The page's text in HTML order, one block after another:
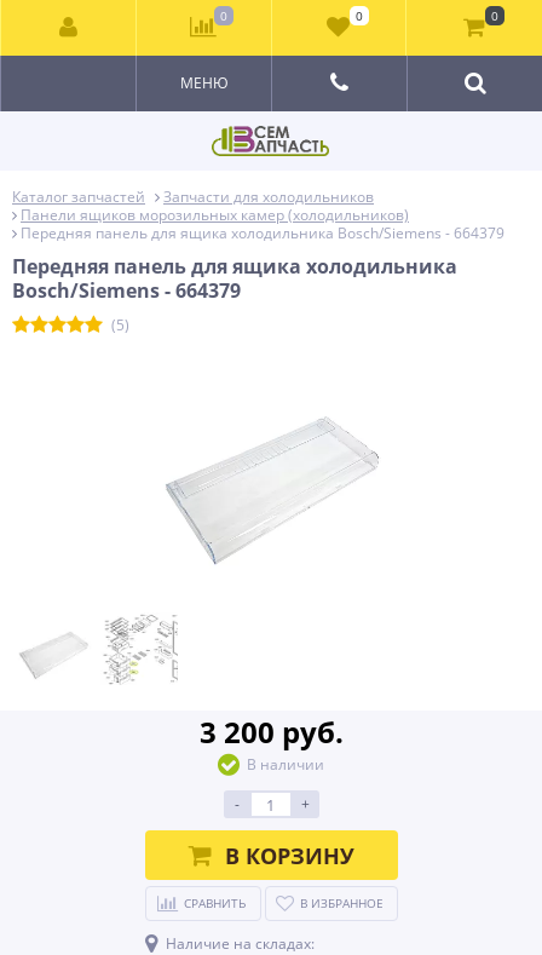
МЕНЮ
Каталог запчастей
Запчасти для холодильников
Панели ящиков морозильных камер (холодильников)
Передняя панель для ящика холодильника Bosch/Siemens - 664379
Передняя панель для ящика холодильника
Bosch/Siemens - 664379
(5)
3 200 руб.
В наличии
-
+
В КОРЗИНУ
СРАВНИТЬ В ИЗБРАННОЕ
Наличие на складах:
0 0 0